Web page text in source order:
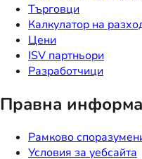
Търговци
Калкулатор на
Цени
ISV партньори
Разработчици
Правна
Рамково
Условия за уебсайта